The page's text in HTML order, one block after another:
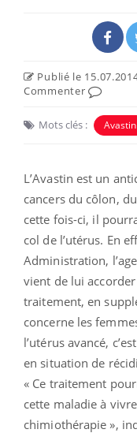
Publié le
Commenter
Mots clés : Avastin
L’Avastin est un
cancers du côlon,
cette fois-ci, il
col de l’utérus. En
Administration,
vient de lui
traitement, en
concerne les
l’utérus avancé,
en situation de
« Ce traitement
cette maladie à
chimiothérapie »,